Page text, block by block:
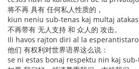
将不再 具有 任何私人性质的，
kiun neniu sub-tenas kaj multaj
不再带有 无人支持 和 众人的 攻击。
Ili havos rajton diri al la
他们 有权利对世界语界这么说：
se ni estas bonaj respektu nin kaj